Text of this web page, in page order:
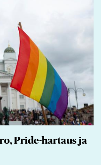
Pride-hartaus ja